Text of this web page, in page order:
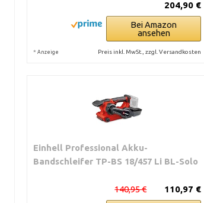
204,90 €
Bei Amazon
ansehen
* Anzeige Preis inkl. MwSt., zzgl. Versandkosten
Einhell Professional Akku-
Bandschleifer TP-BS 18/457 Li BL-Solo
110,97 €
140,95 €